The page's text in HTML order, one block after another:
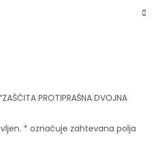
PROTIPRAŠNA DVOJNA
* označuje zahtevana polja